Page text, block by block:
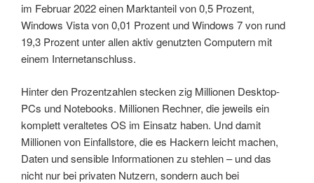
im Februar 2022 einen Marktanteil von 0,5 Prozent,
Windows Vista von 0,01 Prozent und Windows 7 von rund
19,3 Prozent unter allen aktiv genutzten Computern mit
einem Internetanschluss.
Hinter den Prozentzahlen stecken zig Millionen Desktop-
PCs und Notebooks. Millionen Rechner, die jeweils ein
komplett veraltetes OS im Einsatz haben. Und damit
Millionen von Einfallstore, die es Hackern leicht machen,
Daten und sensible Informationen zu stehlen – und das
nicht nur bei privaten Nutzern, sondern auch bei